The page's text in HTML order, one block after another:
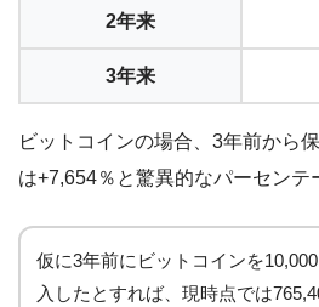
2年来
3年来
ビットコインの場合、3年前から
は+7,654％と驚異的なパーセンテ
仮に3年前にビットコインを
入したとすれば、現時点では